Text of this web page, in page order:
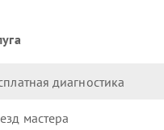
диагностика
мастера